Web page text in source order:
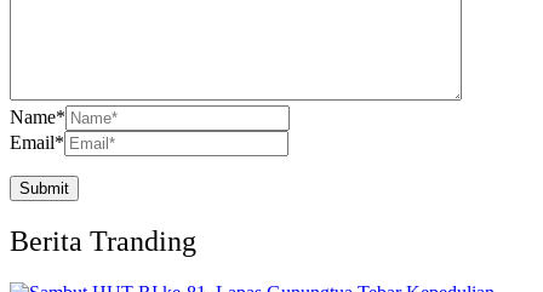
Name*
Email*
Berita Tranding